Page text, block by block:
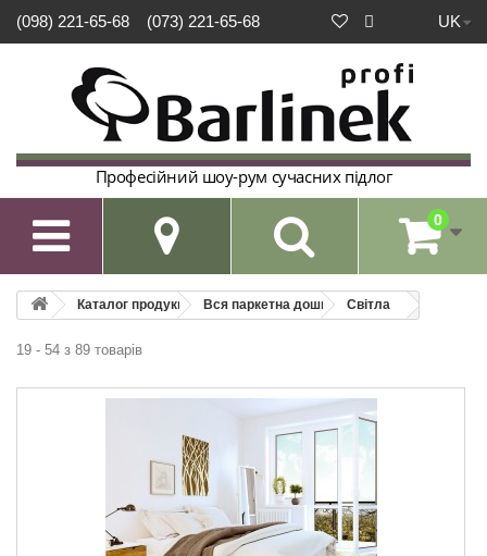
UK
(098) 221-65-68 (073) 221-65-68
Професійний шоу-рум сучасних підлог
 0
Каталог продукції Вся паркетна дошка Світла
19 - 54 з 89 товарів